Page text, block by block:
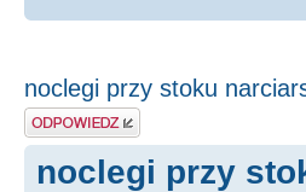
noclegi przy stoku
Wyślij odpowiedź
noclegi przy